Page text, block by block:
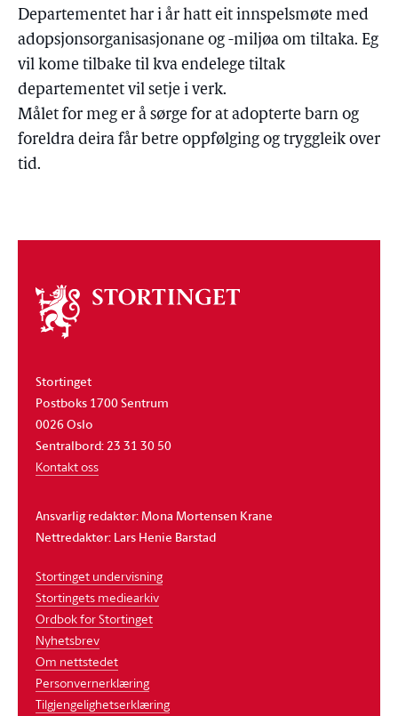
Departementet har i år hatt eit innspelsmøte med
adopsjonsorganisasjonane og -miljøa om tiltaka. Eg
vil kome tilbake til kva endelege tiltak
departementet vil setje i verk.
Målet for meg er å sørge for at adopterte barn og
foreldra deira får betre oppfølging og tryggleik over
tid.
Om
stortinget
Stortinget
Postboks 1700 Sentrum
0026 Oslo
Sentralbord: 23 31 30 50
Kontakt oss
Ansvarlig redaktør: Mona Mortensen Krane
Nettredaktør: Lars Henie Barstad
Stortinget undervisning
Stortingets mediearkiv
Ordbok for Stortinget
Nyhetsbrev
Om nettstedet
Personvernerklæring
Tilgjengelighetserklæring